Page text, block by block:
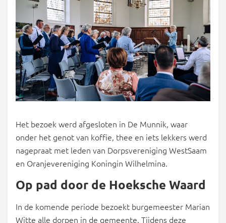
Het bezoek werd afgesloten in De Munnik, waar
onder het genot van koffie, thee en iets lekkers werd
nagepraat met leden van Dorpsvereniging WestSaam
en Oranjevereniging Koningin Wilhelmina.
Op pad door de Hoeksche Waard
In de komende periode bezoekt burgemeester Marian
Witte alle dorpen in de gemeente. Tijdens deze